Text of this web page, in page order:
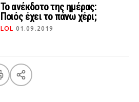
Το ανέκδοτο της ημέρας:
Ποιός έχει το πάνω χέρι;
LOL 01.09.2019